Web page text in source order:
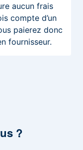
aucun frais
compte d’un
paierez donc
fournisseur.
?